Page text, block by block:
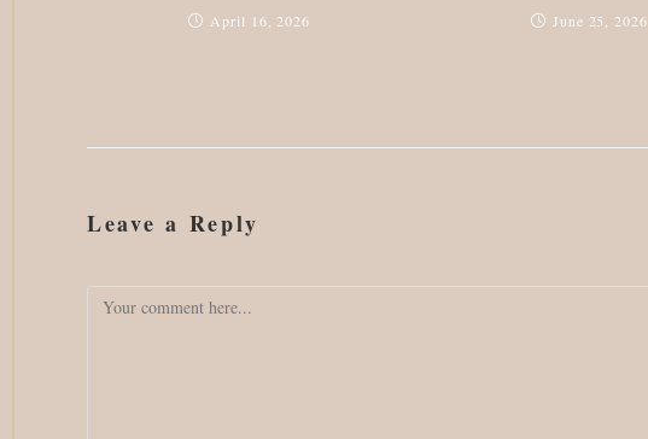
April 16, 2026 June 25, 2026
Leave a Reply
Comment